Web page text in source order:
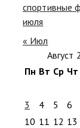
спортивные
июля
« Июл
Август
Пн Вт Ср Чт
3
4 5 6
10 11 12 13